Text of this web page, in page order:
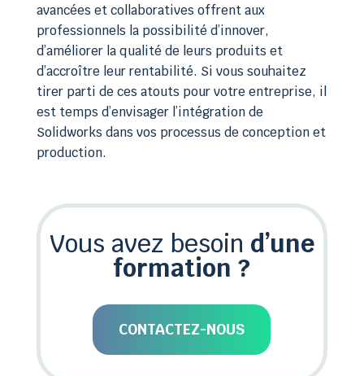
avancées et collaboratives offrent aux
professionnels la possibilité d’innover,
d’améliorer la qualité de leurs produits et
d’accroître leur rentabilité. Si vous souhaitez
tirer parti de ces atouts pour votre entreprise, il
est temps d’envisager l’intégration de
Solidworks dans vos processus de conception et
production.
Vous avez besoin d’une
formation ?
CONTACTEZ-NOUS